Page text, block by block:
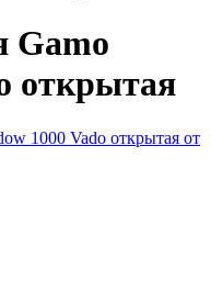
Gamo
открытая